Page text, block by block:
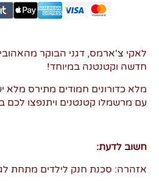
לאקי צ'ארמס, דגני הבוקר
חדשה וקטנטנה במיוחד!
מלא כדורונים חמודים מתירס
עם מרשמלו קטנטנים ויתנפצו לכם
חשוב לדעת:
אזהרה: סכנת חנק לילדים מתחת